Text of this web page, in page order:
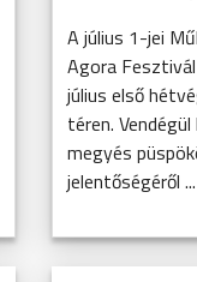
A július 1-jei
Agora
július első
téren.
megyés
jelentőségéről ...